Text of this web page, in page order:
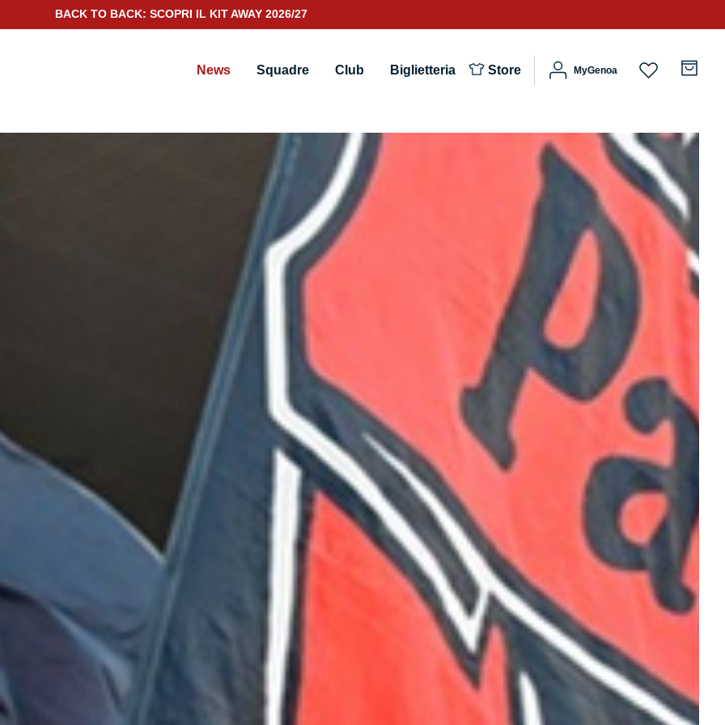
SCOPRI IL NUOVO KIT PORTIERE 2026/27
News Squadre Club Biglietteria Store MyGenoa